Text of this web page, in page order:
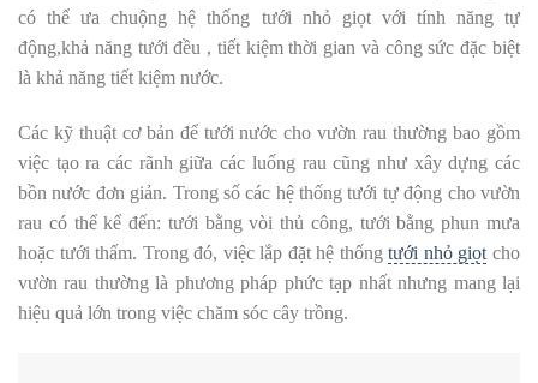
có thể ưa chuộng hệ thống tưới nhỏ giọt với tính năng tự
động,khả năng tưới đều , tiết kiệm thời gian và công sức đặc biệt
là khả năng tiết kiệm nước.
Các kỹ thuật cơ bản để tưới nước cho vườn rau thường bao gồm
việc tạo ra các rãnh giữa các luống rau cũng như xây dựng các
bồn nước đơn giản. Trong số các hệ thống tưới tự động cho vườn
rau có thể kể đến: tưới bằng vòi thủ công, tưới bằng phun mưa
hoặc tưới thấm. Trong đó, việc lắp đặt hệ thốngtưới nhỏ giọt cho
vườn rau thường là phương pháp phức tạp nhất nhưng mang lại
hiệu quả lớn trong việc chăm sóc cây trồng.